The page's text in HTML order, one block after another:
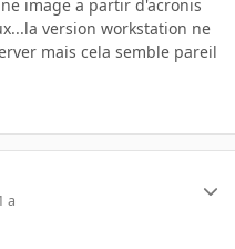
image a partir d'acronis
version workstation ne
mais cela semble pareil
a